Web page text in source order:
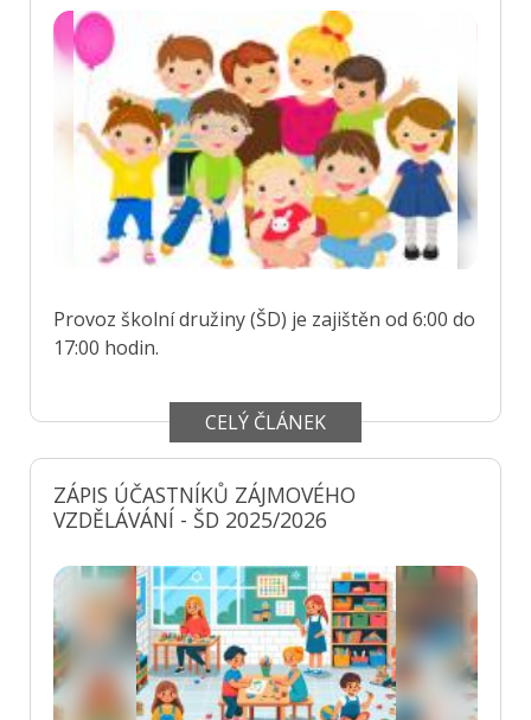
Provoz školní družiny (ŠD) je zajištěn od 6:00 do
17:00 hodin.
CELÝ ČLÁNEK
ZÁPIS ÚČASTNÍKŮ ZÁJMOVÉHO
VZDĚLÁVÁNÍ - ŠD 2025/2026